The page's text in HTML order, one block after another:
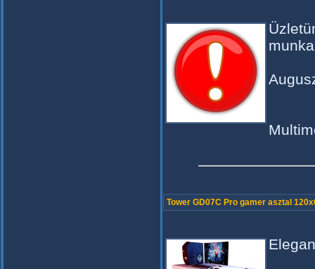
Tower GD07C Pro gamer asztal